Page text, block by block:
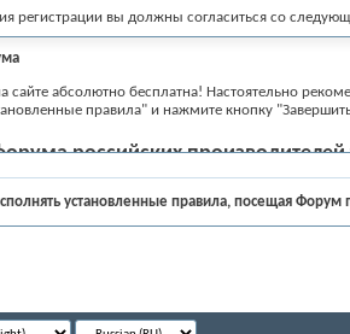
регистрации вы должны согласиться со
сайте абсолютно бесплатна! Настоятельно
правила" и нажмите кнопку
российских производителей
форума и его разделов
вопросы связанные с созданием,
для этого есть тематические
установленные правила, посещая Форум